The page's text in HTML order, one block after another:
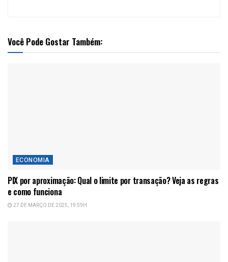
Você Pode Gostar Também:
ECONOMIA
PIX por aproximação: Qual o limite por transação? Veja as regras
e como funciona
27 DE MARÇO DE 2025, 19:59H